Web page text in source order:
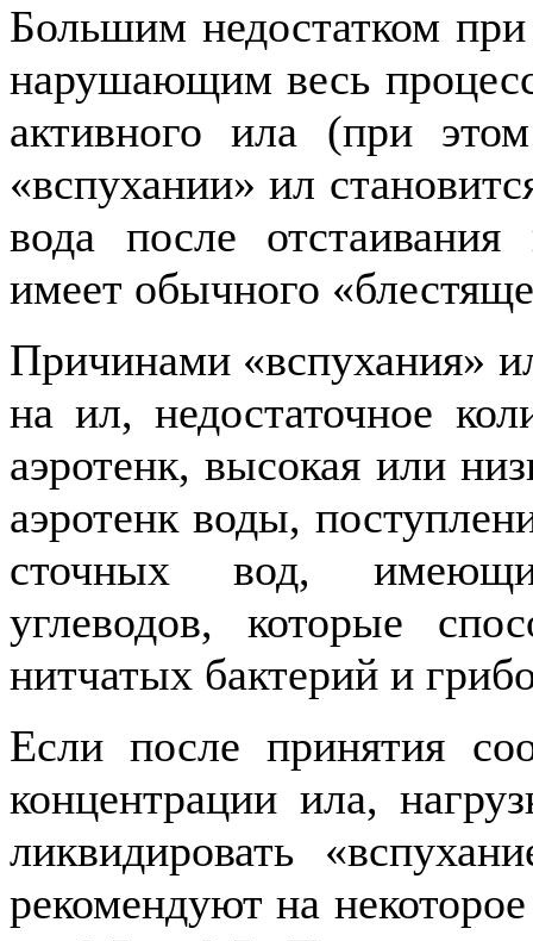
Большим недостатком при
нарушающим весь
активного ила (при
«вспухании» ил
вода после
имеет обычного
Причинами «вспухания»
на ил, недостаточное
аэротенк, высокая или
аэротенк воды,
сточных вод,
углеводов, которые
нитчатых бактерий и
Если после принятия
концентрации ила,
ликвидировать
рекомендуют на